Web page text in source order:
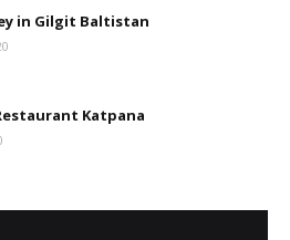
in Gilgit Baltistan
Katpana